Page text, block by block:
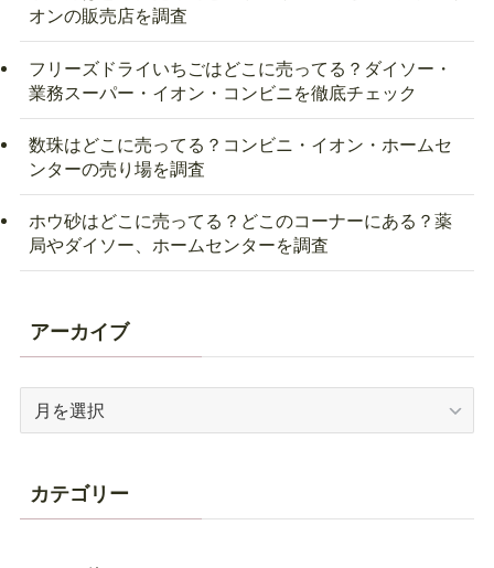
オンの販売店を調査
フリーズドライいちごはどこに売ってる？ダイソー・
業務スーパー・イオン・コンビニを徹底チェック
数珠はどこに売ってる？コンビニ・イオン・ホームセ
ンターの売り場を調査
ホウ砂はどこに売ってる？どこのコーナーにある？薬
局やダイソー、ホームセンターを調査
アーカイブ
ブ
カテゴリー